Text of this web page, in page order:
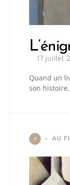
17 juillet
Quand un
son histoire.
A AU